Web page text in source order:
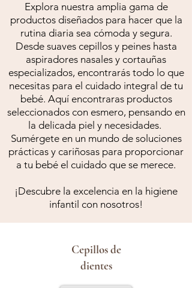
Explora nuestra amplia gama de
productos diseñados para hacer que la
rutina diaria sea cómoda y segura.
Desde suaves cepillos y peines hasta
aspiradores nasales y cortauñas
especializados, encontrarás todo lo que
necesitas para el cuidado integral de tu
bebé. Aquí encontraras productos
seleccionados con esmero, pensando en
la delicada piel y necesidades.
Sumérgete en un mundo de soluciones
prácticas y cariñosas para proporcionar
a tu bebé el cuidado que se merece.
¡Descubre la excelencia en la higiene
infantil con nosotros!
Cepillos de
dientes